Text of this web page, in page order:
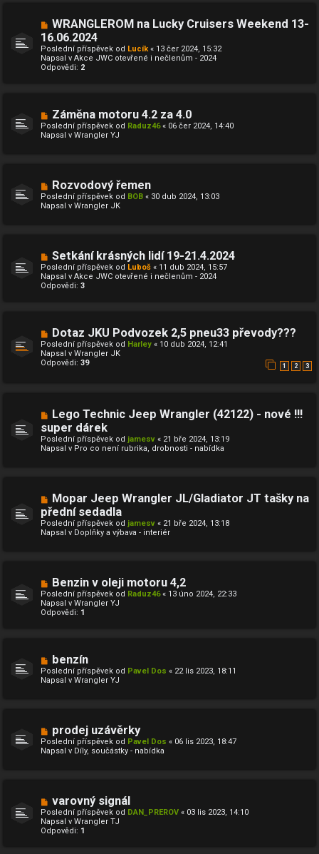
p
ě
v
e
k
N
o
v
ý
p
ř
e
k
WRANGLEROM na Lucky Cruisers Weekend 13-
16.06.2024
Poslední příspěvek od Lucík« 13 čer 2024, 15:32
Napsal v Akce JWC otevřené i nečlenům - 2024
Odpovědi: 2
N
o
v
ý
ě
v
Záměna motoru 4.2 za 4.0
Poslední příspěvek od Raduz46« 06 čer 2024, 14:40
Napsal v Wrangler YJ
N
o
v
ý
p
ě
v
e
Rozvodový řemen
Poslední příspěvek od BOB « 30 dub 2024, 13:03
Napsal v Wrangler JK
N
o
v
ý
p
p
ě
v
e
k
Setkání krásných lidí 19-21.4.2024
Poslední příspěvek od Luboš « 11 dub 2024, 15:57
Napsal v Akce JWC otevřené i nečlenům - 2024
Odpovědi: 3
N
o
v
ý
p
e
k
Dotaz JKU Podvozek 2,5 pneu33 převody???
Poslední příspěvek od Harley « 10 dub 2024, 12:41
Napsal v Wrangler JK
Odpovědi: 39 1 2 3
N
o
v
ý
p
ě
e
k
Lego Technic Jeep Wrangler (42122) - nové !!!
super dárek
Poslední příspěvek od jamesv « 21 bře 2024, 13:19
Napsal v Pro co není rubrika, drobnosti - nabídka
N
o
v
ý
p
ě
e
k
Mopar Jeep Wrangler JL/Gladiator JT tašky na
přední sedadla
Poslední příspěvek od jamesv « 21 bře 2024, 13:18
Napsal v Doplňky a výbava - interiér
N
o
v
ý
p
p
ě
v
e
Benzin v oleji motoru 4,2
Poslední příspěvek od Raduz46« 13 úno 2024, 22:33
Napsal v Wrangler YJ
Odpovědi: 1
N
o
v
ý
ě
v
benzín
Poslední příspěvek od Pavel Dos « 22 lis 2023, 18:11
Napsal v Wrangler YJ
N
o
v
ý
p
ě
v
e
prodej uzávěrky
Poslední příspěvek od Pavel Dos « 06 lis 2023, 18:47
Napsal v Díly, součástky - nabídka
N
v
ý
p
varovný signál
Poslední příspěvek od DAN_PREROV « 03 lis 2023, 14:10
Napsal v Wrangler TJ
Odpovědi: 1